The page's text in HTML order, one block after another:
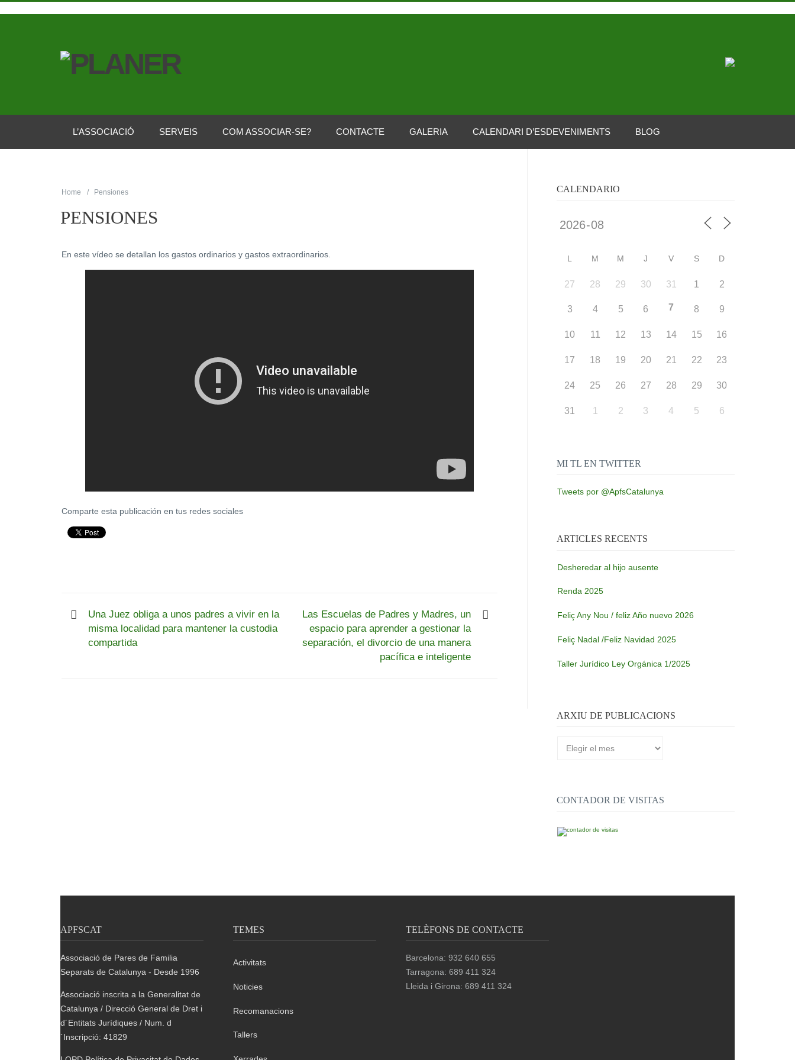
L’ASSOCIACIÓ SERVEIS COM ASSOCIAR-SE? CONTACTE GALERIA CALENDARI D’ESDEVENIMENTS BLOG
Home Pensiones
PENSIONES
En este vídeo se detallan los gastos ordinarios y gastos extraordinarios.
Comparte esta publicación en tus redes sociales
Una Juez obliga a unos padres a vivir en la
misma localidad para mantener la custodia
compartida
Las Escuelas de Padres y Madres, un
espacio para aprender a gestionar la
separación, el divorcio de una manera
pacífica e inteligente
CALENDARIO
L M M J V S D
27 28 29 30 31 1 2
3 4 5 6 7 8 9
10 11 12 13 14 15 16
17 18 19 20 21 22 23
24 25 26 27 28 29 30
31 1 2 3 4 5 6
MI TL EN TWITTER
Tweets por @ApfsCatalunya
ARTICLES RECENTS
Desheredar al hijo ausente
Renda 2025
Feliç Any Nou / feliz Año nuevo 2026
Feliç Nadal /Feliz Navidad 2025
Taller Jurídico Ley Orgánica 1/2025
ARXIU DE PUBLICACIONS
CONTADOR DE VISITAS
APFSCAT
Associació de Pares de Familia
Separats de Catalunya - Desde 1996
Associació inscrita a la Generalitat de
Catalunya / Direcció General de Dret i
d´Entitats Jurídiques / Num. d
´Inscripció: 41829
TEMES
Activitats
Noticies
Recomanacions
Tallers
TELÈFONS DE CONTACTE
Barcelona: 932 640 655
Tarragona: 689 411 324
Lleida i Girona: 689 411 324